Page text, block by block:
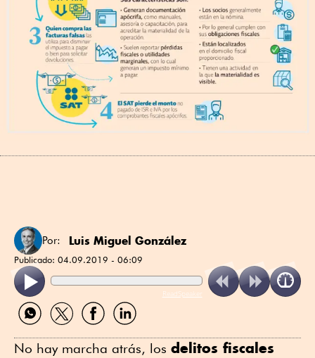
Por: Luis Miguel González
Publicado: 04.09.2019 - 06:09
ReadSpeaker
Compartir
por
Compartir
por
Compartir
por
Compartir
por
No hay marcha atrás, los delitos fiscales